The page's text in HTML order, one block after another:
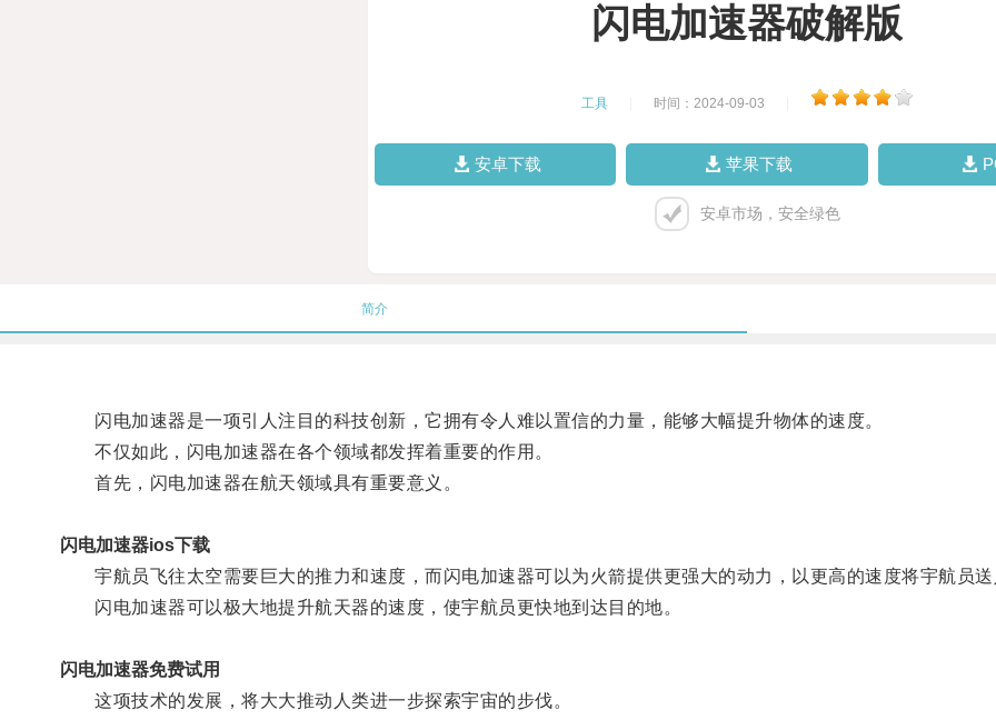
闪电加速器破解版
工具 时间：2024-09-03
安卓下载 苹果下载
安卓市场，安全绿色
简介
闪电加速器是一项引人注目的科技创新，它拥有令人难以置信的力量，能够大幅提升物体的速度。
不仅如此，闪电加速器在各个领域都发挥着重要的作用。
首先，闪电加速器在航天领域具有重要意义。
闪电加速器ios下载
宇航员飞往太空需要巨大的推力和速度，而闪电加速器可以为火箭提供更强大的动力，以更高的速度将宇航员
闪电加速器可以极大地提升航天器的速度，使宇航员更快地到达目的地。
闪电加速器免费试用
这项技术的发展，将大大推动人类进一步探索宇宙的步伐。